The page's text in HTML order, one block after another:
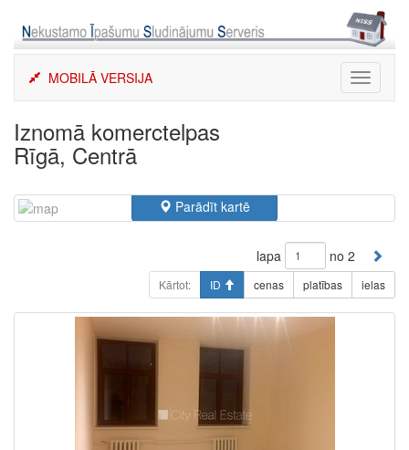
content
Toggle
MOBILĀ VERSIJA
Iznomā komerctelpas
Rīgā, Centrā
Parādīt kartē
lapa no 2
Kārtot: ID cenas platības ielas